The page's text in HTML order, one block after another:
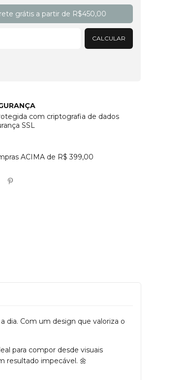
grátis a partir de R$450,00
CALCULAR
com criptografia de dados
SSL
ACIMA de R$ 399,00
dia. Com um design que valoriza o
para compor desde visuais
resultado impecável. 🌼